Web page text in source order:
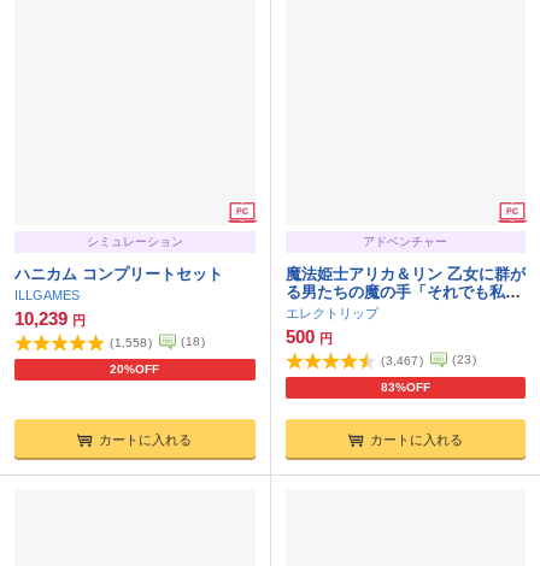
シミュレーション
ハニカム コンプリートセット
ILLGAMES
10,239 円
20%OFF
(1,558) (18)
カートに入れる
アドベンチャー
魔法姫士アリカ＆リン 乙女に群が
る男たちの魔の手「それでも私た
ちは負けない！！」
エレクトリップ
500 円
83%OFF
(3,467) (23)
カートに入れる